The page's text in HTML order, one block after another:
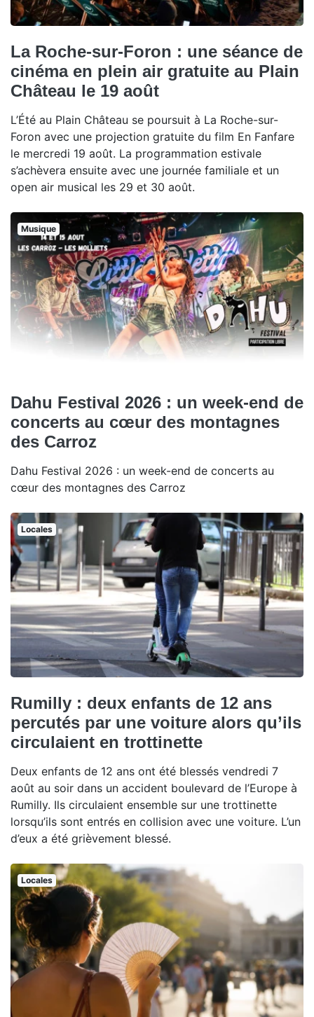
La Roche-sur-Foron : une séance de
cinéma en plein air gratuite au Plain
Château le 19 août
L’Été au Plain Château se poursuit à La Roche-sur-
Foron avec une projection gratuite du film En Fanfare
le mercredi 19 août. La programmation estivale
s’achèvera ensuite avec une journée familiale et un
open air musical les 29 et 30 août.
Musique
Dahu Festival 2026 : un week-end de
concerts au cœur des montagnes
des Carroz
Dahu Festival 2026 : un week-end de concerts au
cœur des montagnes des Carroz
Locales
Rumilly : deux enfants de 12 ans
percutés par une voiture alors qu’ils
circulaient en trottinette
Deux enfants de 12 ans ont été blessés vendredi 7
août au soir dans un accident boulevard de l’Europe à
Rumilly. Ils circulaient ensemble sur une trottinette
lorsqu’ils sont entrés en collision avec une voiture. L’un
d’eux a été grièvement blessé.
Locales